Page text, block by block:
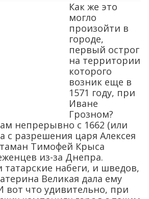
Как же это
могло
произойти в
городе,
первый острог
на территории
которого
возник еще в
1571 году, при
Иване
Грозном?
непрерывно с 1662 (или
с разрешения царя Алексея
Тимофей Крыса
из-за Днепра.
набеги, и шведов,
Великая дала ему
вот что удивительно, при